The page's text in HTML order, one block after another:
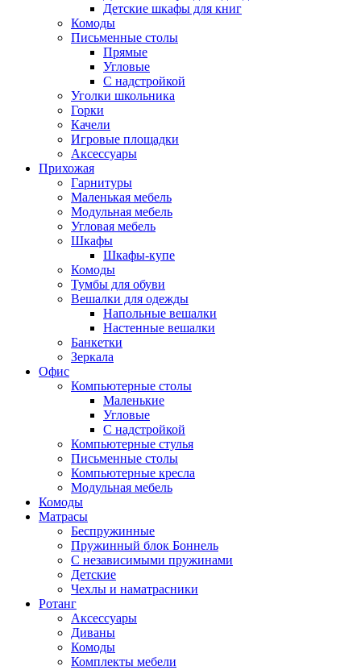
Детские шкафы для книг
Комоды
Письменные столы
Прямые
Угловые
С надстройкой
Уголки школьника
Горки
Качели
Игровые площадки
Аксессуары
Прихожая
Гарнитуры
Маленькая мебель
Модульная мебель
Угловая мебель
Шкафы
Шкафы-купе
Комоды
Тумбы для обуви
Вешалки для одежды
Напольные вешалки
Настенные вешалки
Банкетки
Зеркала
Офис
Компьютерные столы
Маленькие
Угловые
С надстройкой
Компьютерные стулья
Письменные столы
Компьютерные кресла
Модульная мебель
Комоды
Матрасы
Беспружинные
Пружинный блок Боннель
С независимыми пружинами
Детские
Чехлы и наматрасники
Ротанг
Аксессуары
Диваны
Комоды
Комплекты мебели